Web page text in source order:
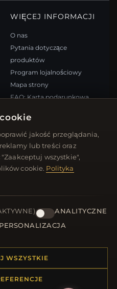
jakość przeglądania,
lub treści oraz
wszystkie",
cookie. Polityka
ANALITYCZNE
PERSONALIZACJA
WSZYSTKIE
WIĘCEJ INFORMACJI
O nas
Pytania dotyczące
produktów
Program lojalnościowy
Mapa strony
FAQ: Karta podarunkowa
Wypisz się z newslettera
ŚLEDŹ NAS